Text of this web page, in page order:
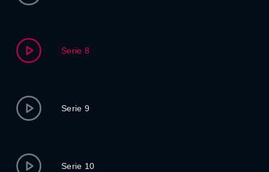
Serie 8
Serie 9
Serie 10